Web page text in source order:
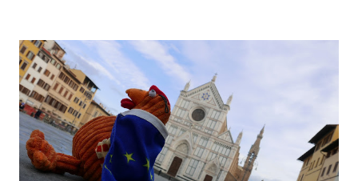
drammatica. E’ evidente, a questo punto, il fallimento
completo delle ripartizioni dei profughi fra i Paesi
dell’Unione Europea; e mi domando..: ma quale Unione ????
Come pure pensavo a Banche Europee con gli stessi
sistemi di gestione, stipendi uguali in tutta l’Europa,
sindacati (….ma cosa ci stanno a fare, oggi ?????) uguali in